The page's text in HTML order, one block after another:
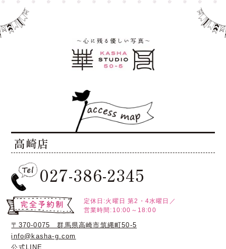
高崎店
027-386-2345
定休日:火曜日 第2・4水曜日／
営業時間:10:00～18:00
〒370-0075 群馬県高崎市筑縄町50-5
info@kasha-g.com
公式LINE